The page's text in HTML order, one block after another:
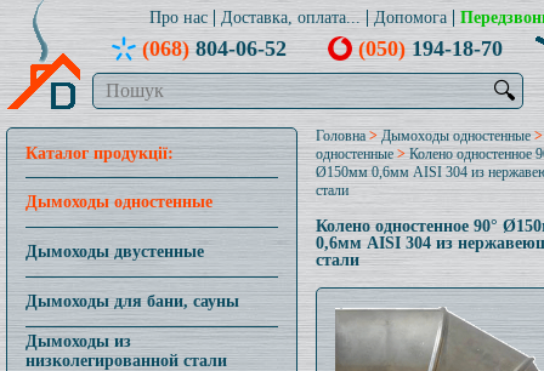
Про нас Доставка, оплата... Допомога
(068)804-06-52 (050)194-18-70
🔍
Каталог продукції:
Дымоходы одностенные
Дымоходы двустенные
Дымоходы для бани, сауны
Дымоходы из
низколегированной стали
Головна > Дымоходы одностенные
одностенные >Колено одностенное
Ø150мм 0,6мм AISI 304 из
стали
Колено одностенное 90°
0,6мм AISI 304 из
стали